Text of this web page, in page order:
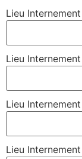
Lieu Internement
Lieu
Lieu
Lieu